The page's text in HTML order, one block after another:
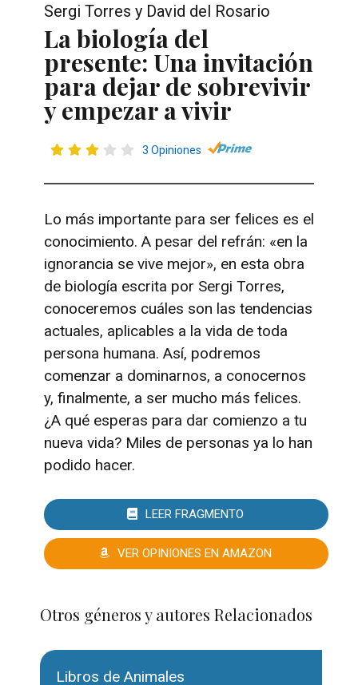
Sergi Torres y David del Rosario
La biología del
presente: Una invitación
para dejar de sobrevivir
y empezar a vivir
3 Opiniones
Lo más importante para ser felices es el
conocimiento. A pesar del refrán: «en la
ignorancia se vive mejor», en esta obra
de biología escrita por Sergi Torres,
conoceremos cuáles son las tendencias
actuales, aplicables a la vida de toda
persona humana. Así, podremos
comenzar a dominarnos, a conocernos
y, finalmente, a ser mucho más felices.
¿A qué esperas para dar comienzo a tu
nueva vida? Miles de personas ya lo han
podido hacer.
LEER FRAGMENTO
VER OPINIONES EN AMAZON
Otros géneros y autores Relacionados
Libros de Animales